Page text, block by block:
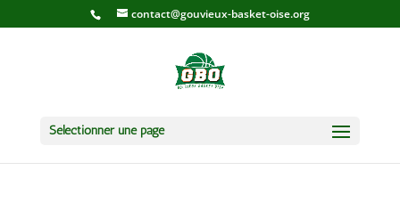
contact@gouvieux-basket-oise.org
Sélectionner une page